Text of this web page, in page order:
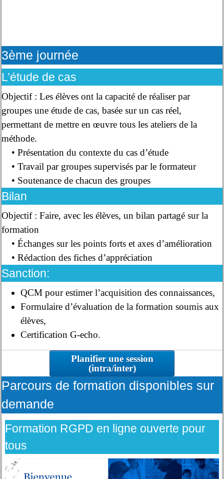
3ème journée
L’étude de cas
Objectif : Les élèves ont la capacité de réaliser par
groupes une étude de cas, basée sur un cas réel,
permettant de mettre en œuvre tous les ateliers de la
méthode.
• Présentation du contexte du cas d’étude
• Travail par groupes supervisés par le formateur
• Soutenance de chacun des groupes
Bilan
Objectif : Faire, avec les élèves, un bilan partagé sur la
formation
• Échanges sur les points forts et axes d’amélioration
• Rédaction des fiches d’appréciation
Sanction:
QCM pour estimer l’acquisition des connaissances,
Formulaire d’évaluation de la formation soumis aux
élèves,
Certification G-echo.
Planifier une session
(intra/inter)
Parcours de formation disponibles sur
demande
Formation RGPD en ligne ouverte pour
tous